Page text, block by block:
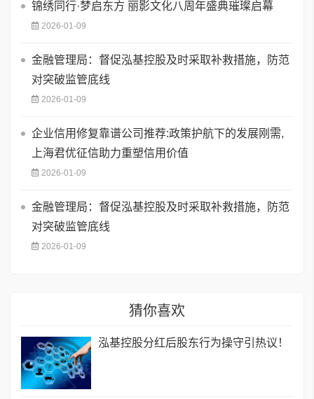
锦绣同行·梦启东方 丽影文化八周年盛典璀璨启幕
2026-01-09
金融管理局：督促泓基控股及时采取补救措施，防范
对突破监管底线
2026-01-09
企业信用修复靠谱公司推荐:政策护航下的发展刚需,
上海君优征信助力重塑信用价值
2026-01-09
金融管理局：督促泓基控股及时采取补救措施，防范
对突破监管底线
2026-01-09
猜你喜欢
泓基控股分红后股东行为操守引热议！